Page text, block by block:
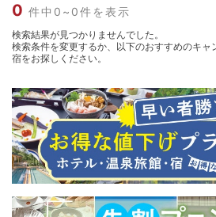
0 件中0~0件を表示
検索結果が見つかりませんでした。
検索条件を変更するか、以下のおすすめのキャ
宿をお探しください。